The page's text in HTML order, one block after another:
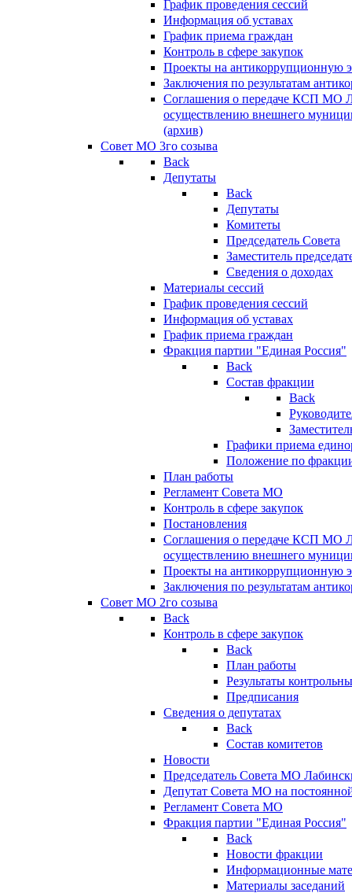
График проведения сессий
Информация об уставах
График приема граждан
Контроль в сфере закупок
Проекты на антикоррупционную
Заключения по результатам
Соглашения о передаче КСП МО
осуществлению внешнего
(архив)
Совет МО 3го созыва
Back
Депутаты
Back
Депутаты
Комитеты
Председатель Совета
Заместитель
Сведения о доходах
Материалы сессий
График проведения сессий
Информация об уставах
График приема граждан
Фракция партии "Единая Россия"
Back
Состав фракции
Back
Графики приема
Положение по
План работы
Регламент Совета МО
Контроль в сфере закупок
Постановления
Соглашения о передаче КСП МО
осуществлению внешнего
Проекты на антикоррупционную
Заключения по результатам
Совет МО 2го созыва
Back
Контроль в сфере закупок
Back
План работы
Результаты
Предписания
Сведения о депутатах
Back
Состав комитетов
Новости
Председатель Совета МО
Депутат Совета МО на
Регламент Совета МО
Фракция партии "Единая Россия"
Back
Новости фракции
Информационные
Материалы заседаний